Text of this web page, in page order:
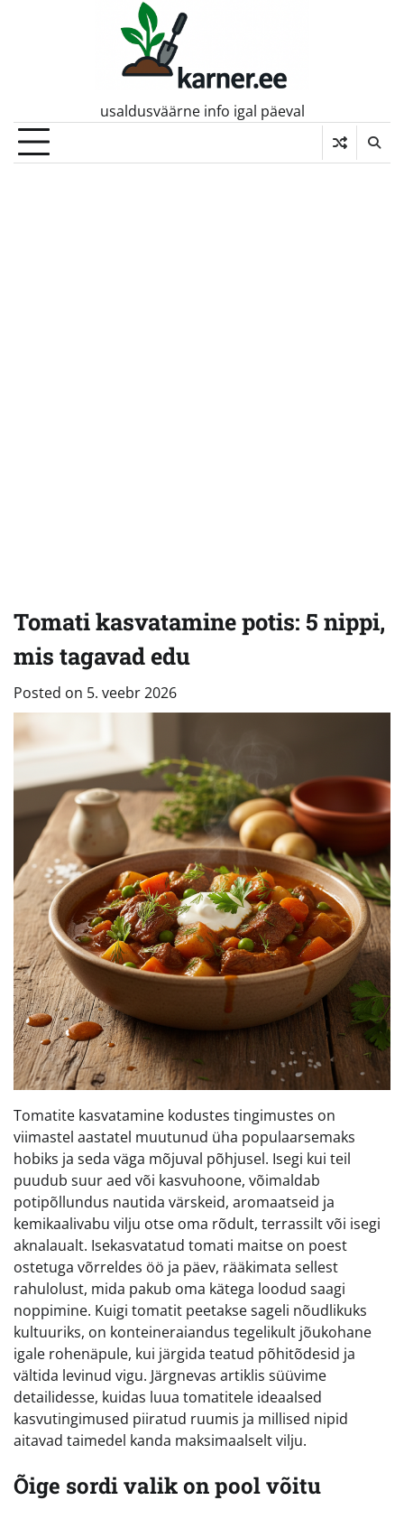
usaldusväärne info igal päeval
Tomati kasvatamine potis: 5 nippi,
mis tagavad edu
Posted on 5. veebr 2026
Tomatite kasvatamine kodustes tingimustes on
viimastel aastatel muutunud üha populaarsemaks
hobiks ja seda väga mõjuval põhjusel. Isegi kui teil
puudub suur aed või kasvuhoone, võimaldab
potipõllundus nautida värskeid, aromaatseid ja
kemikaalivabu vilju otse oma rõdult, terrassilt või isegi
aknalaualt. Isekasvatatud tomati maitse on poest
ostetuga võrreldes öö ja päev, rääkimata sellest
rahulolust, mida pakub oma kätega loodud saagi
noppimine. Kuigi tomatit peetakse sageli nõudlikuks
kultuuriks, on konteineraiandus tegelikult jõukohane
igale rohenäpule, kui järgida teatud põhitõdesid ja
vältida levinud vigu. Järgnevas artiklis süüvime
detailidesse, kuidas luua tomatitele ideaalsed
kasvutingimused piiratud ruumis ja millised nipid
aitavad taimedel kanda maksimaalselt vilju.
Õige sordi valik on pool võitu